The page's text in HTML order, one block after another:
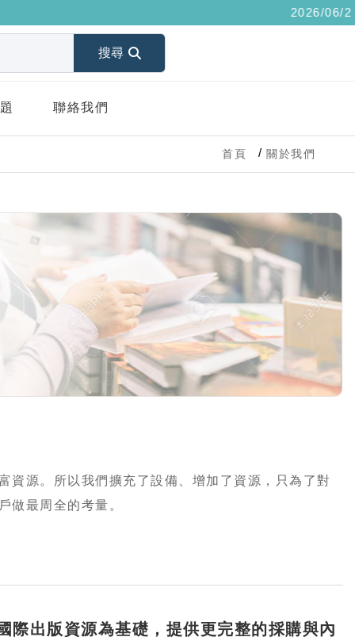
2026/06/29 成員企業
搜尋
聯絡我們
首頁 關於我們
資源。所以我們擴充了設備、增加了資源，只為了對
做最周全的考量。
際出版資源為基礎，提供更完整的採購與內